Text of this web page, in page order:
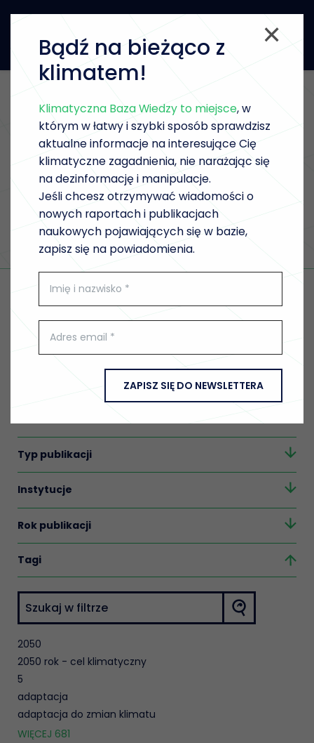
Lista raportów i
analiz
Filtry
platformy cyfrowe
Typ publikacji
Instytucje
Rok publikacji
Tagi
2050
2050 rok - cel klimatyczny
5
adaptacja
adaptacja do zmian klimatu
WIĘCEJ 681
Bądź na bieżąco z
klimatem!
Klimatyczna Baza Wiedzy to miejsce, w
którym w łatwy i szybki sposób sprawdzisz
aktualne informacje na interesujące Cię
klimatyczne zagadnienia, nie narażając się
na dezinformację i manipulacje.
Jeśli chcesz otrzymywać wiadomości o
nowych raportach i publikacjach
naukowych pojawiających się w bazie,
zapisz się na powiadomienia.
ZAPISZ SIĘ DO NEWSLETTERA